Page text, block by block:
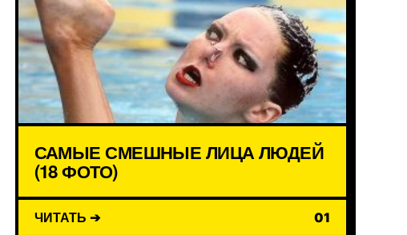
САМЫЕ СМЕШНЫЕ ЛИЦА ЛЮДЕЙ
(18 ФОТО)
ЧИТАТЬ ➔ 01